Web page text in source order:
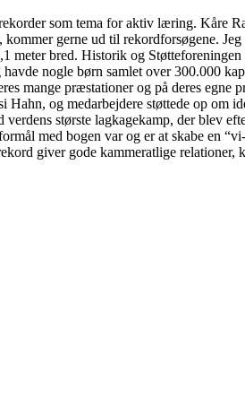
som tema for aktiv læring. Kåre
gerne ud til rekordforsøgene.
bred. Historik og
nogle børn samlet over 300.000
mange præstationer og på deres egne
og medarbejdere støttede op om
største lagkagekamp, der blev
med bogen var og er at skabe en
giver gode kammeratlige